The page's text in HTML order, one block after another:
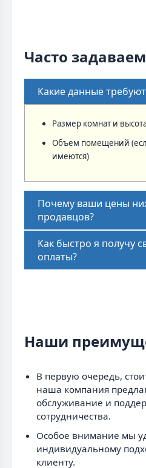
Часто
Какие данные
Размер комнат и
Объем помещений
имеются)
Почему ваши цены
продавцов?
Как быстро я получу
оплаты?
Наши
В первую очередь,
наша компания
обслуживание и
сотрудничества.
Особое внимание мы
индивидуальному
клиенту.